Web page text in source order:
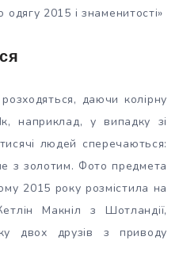
одягу 2015 і знаменитості»
даючи колірну
наприклад, у випадку зі
людей сперечаються:
з золотим. Фото предмета
2015 року розмістила на
Макніл з Шотландії,
двох друзів з приводу